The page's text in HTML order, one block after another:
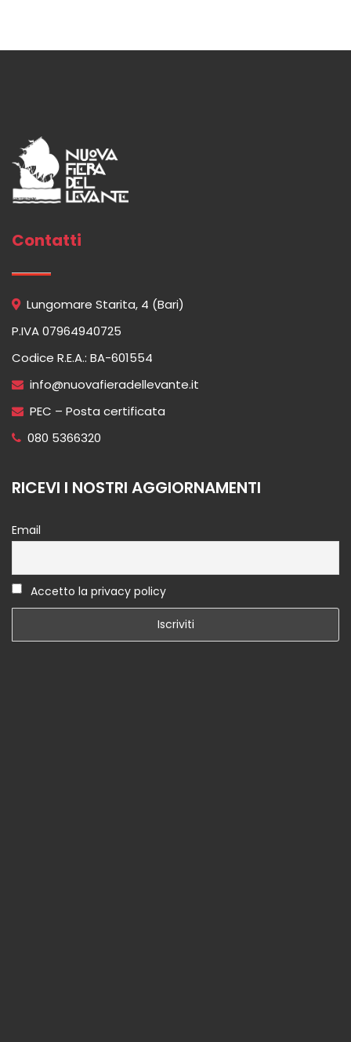
Contatti
Lungomare Starita, 4 (Bari)
P.IVA 07964940725
Codice R.E.A.: BA-601554
info@nuovafieradellevante.it
PEC – Posta certificata
080 5366320
RICEVI I NOSTRI AGGIORNAMENTI
Email
Accetto la privacy policy